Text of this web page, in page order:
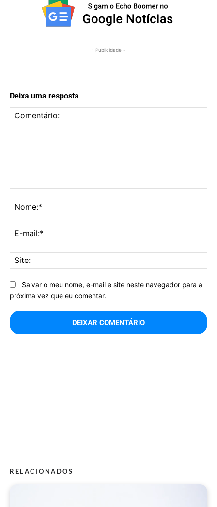
- Publicidade -
Deixa uma resposta
Salvar o meu nome, e-mail e site neste navegador para a
próxima vez que eu comentar.
RELACIONADOS